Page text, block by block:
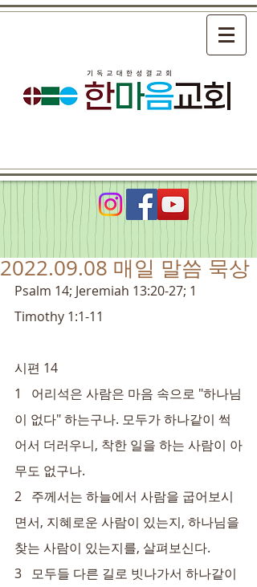
2022.09.08 매일 말씀 묵상
Psalm 14; Jeremiah 13:20-27; 1
Timothy 1:1-11
시편 14
1   어리석은 사람은 마음 속으로 "하나님
이 없다" 하는구나. 모두가 하나같이 썩
어서 더러우니, 착한 일을 하는 사람이 아
무도 없구나.
2   주께서는 하늘에서 사람을 굽어보시
면서, 지혜로운 사람이 있는지, 하나님을
찾는 사람이 있는지를, 살펴보신다.
3   모두들 다른 길로 빗나가서 하나같이